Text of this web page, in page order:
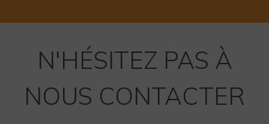
N'HÉSITEZ PAS À
NOUS CONTACTER